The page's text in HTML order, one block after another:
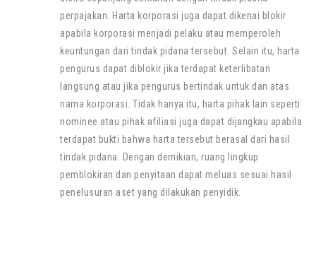
perpajakan. Harta korporasi juga dapat dikenai blokir
apabila korporasi menjadi pelaku atau memperoleh
keuntungan dari tindak pidana tersebut. Selain itu, harta
pengurus dapat diblokir jika terdapat keterlibatan
langsung atau jika pengurus bertindak untuk dan atas
nama korporasi. Tidak hanya itu, harta pihak lain seperti
nominee atau pihak afiliasi juga dapat dijangkau apabila
terdapat bukti bahwa harta tersebut berasal dari hasil
tindak pidana. Dengan demikian, ruang lingkup
pemblokiran dan penyitaan dapat meluas sesuai hasil
penelusuran aset yang dilakukan penyidik.